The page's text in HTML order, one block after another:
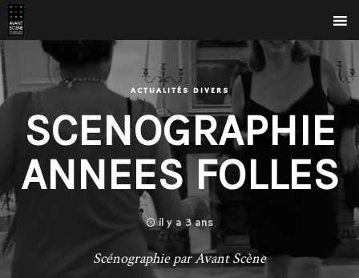
ACTUALITÉS DIVERS
SCENOGRAPHIE
ANNEES FOLLES
il y a 3 ans
Scénographie par Avant Scène